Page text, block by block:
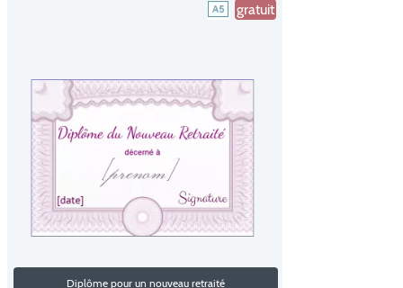
gratuit
Diplôme pour un nouveau retraité